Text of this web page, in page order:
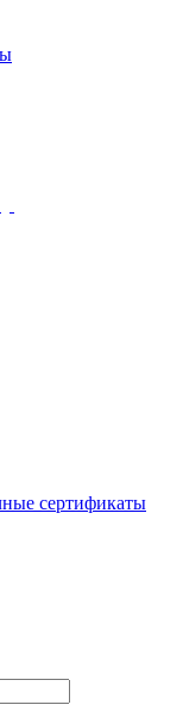
сертификаты